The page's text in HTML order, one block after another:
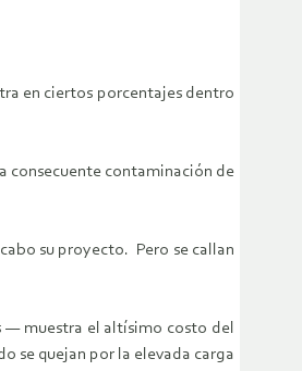
en ciertos porcentajes dentro
consecuente contaminación de
su proyecto. Pero se callan
muestra el altísimo costo del
se quejan por la elevada carga